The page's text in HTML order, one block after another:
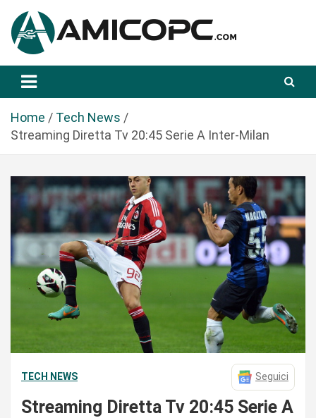
a
Amicopc.com
Home
Tech News
Streaming Diretta Tv 20:45 Serie A Inter-Milan
TECH NEWS Seguici
Streaming Diretta Tv 20:45 Serie A